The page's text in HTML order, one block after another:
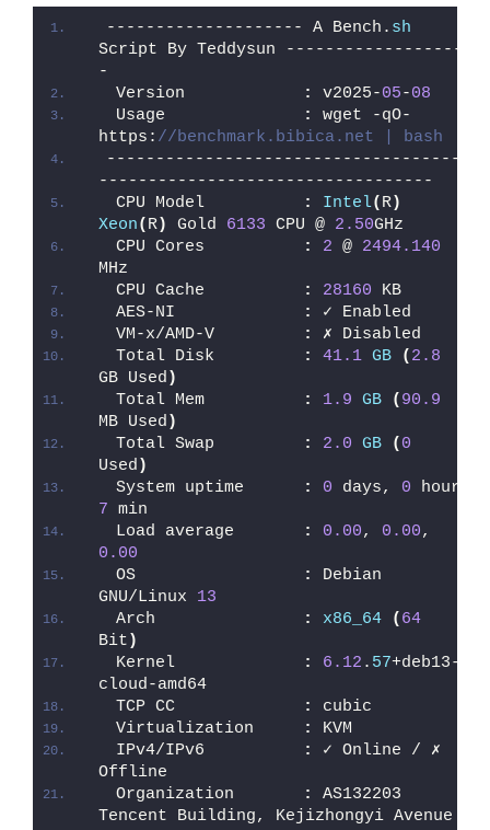
-------------------- A Bench. sh
Script By Teddysun ------------------
-
Version
: v2025-05-08
Usage
:
wget -qO-
https: //benchmark.bibica.net | bash
------------------------------------
----------------------------------
CPU Model
: Intel( R)
Xeon( R) Gold 6133 CPU @ 2.50GHz
CPU Cores
: 2 @ 2494.140
MHz
CPU Cache
: 28160 KB
AES-NI
:
✓ Enabled
VM-x/AMD-V
:
✗ Disabled
Total Disk
: 41.1 GB ( 2.8
GB Used )
Total Mem
: 1.9 GB ( 90.9
MB Used )
Total Swap
: 2.0 GB ( 0
Used )
System uptime
: 0 days, 0
7 min
Load average
: 0.00, 0.00
0.00
OS
:
Debian
GNU/Linux 13
Arch
: x86_64 ( 64
Bit )
Kernel
: 6.12 . 57+deb13-
cloud-amd64
TCP CC
:
cubic
Virtualization
:
KVM
IPv4/IPv6
:
✓ Online / ✗
Offline
Organization
:
AS132203
Tencent Building, Kejizhongyi Avenue